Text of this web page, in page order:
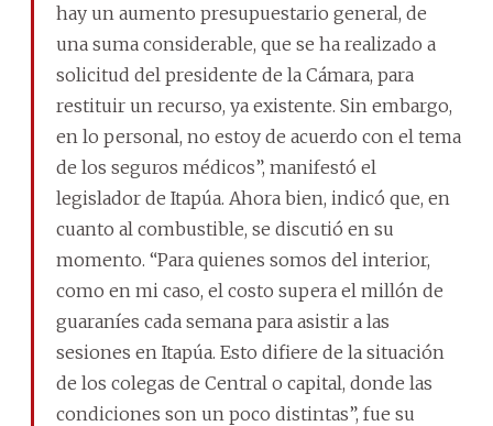
hay un aumento presupuestario general, de
una suma considerable, que se ha realizado a
solicitud del presidente de la Cámara, para
restituir un recurso, ya existente. Sin embargo,
en lo personal, no estoy de acuerdo con el tema
de los seguros médicos”, manifestó el
legislador de Itapúa. Ahora bien, indicó que, en
cuanto al combustible, se discutió en su
momento. “Para quienes somos del interior,
como en mi caso, el costo supera el millón de
guaraníes cada semana para asistir a las
sesiones en Itapúa. Esto difiere de la situación
de los colegas de Central o capital, donde las
condiciones son un poco distintas”, fue su